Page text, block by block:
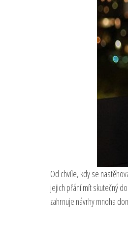
Od chvíle, kdy se
jejich přání mít skutečný
zahrnuje návrhy mnoha